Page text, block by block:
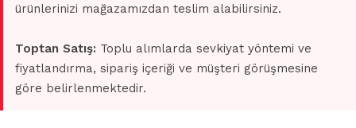
ürünlerinizi mağazamızdan teslim alabilirsiniz.
Toptan Satış: Toplu alımlarda sevkiyat yöntemi ve
fiyatlandırma, sipariş içeriği ve müşteri görüşmesine
göre belirlenmektedir.